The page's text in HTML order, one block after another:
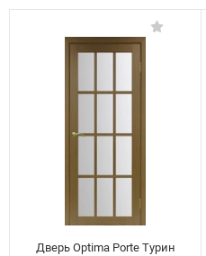
Дверь Optima Porte Турин